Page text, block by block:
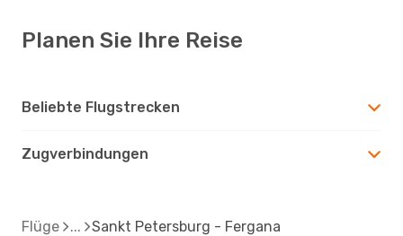
Planen Sie Ihre Reise
Beliebte Flugstrecken
Zugverbindungen
Flüge Sankt Petersburg - Fergana